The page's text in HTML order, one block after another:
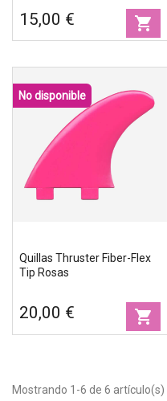
15,00 € shopping_cart
Quillas Thruster Fiber-Flex
Tip Rosas
20,00 € shopping_cart
No disponible
Mostrando 1-6 de 6 artículo(s)